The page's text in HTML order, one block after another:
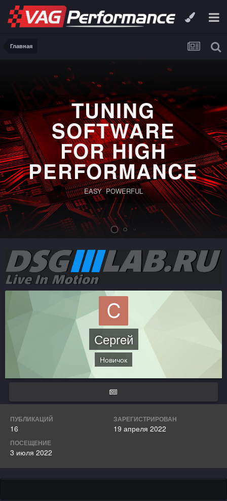
Главная
TUNING
SOFTWARE
FOR HIGH
PERFORMANCE
EASY POWERFUL
Серreй
Новичок
ПУБЛИКАЦИЙ
16
ЗАРЕГИСТРИРОВАН
19 апреля 2022
ПОСЕЩЕНИЕ
3 июля 2022